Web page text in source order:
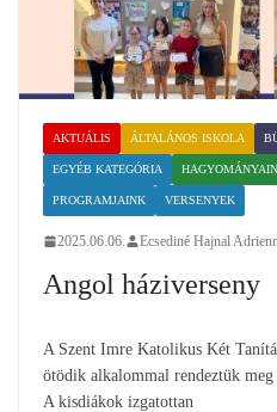
AKTUÁLIS ÁLTALÁNOS ISKOLA
EGYÉB KATEGÓRIA
PROGRAMJAINK VERSENYEK
2025.06.06. Ecsediné Hajnal Adrienn
Angol háziverseny
A Szent Imre Katolikus Két
ötödik alkalommal rendeztük
A kisdiákok izgatottan